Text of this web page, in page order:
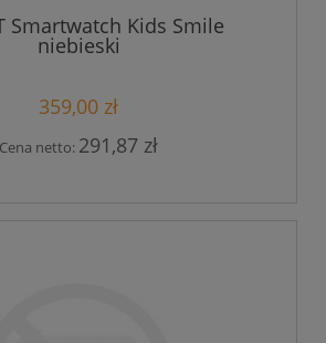
Smartwatch Kids Smile
niebieski
359,00 zł
Cena netto: 291,87 zł